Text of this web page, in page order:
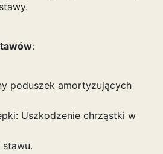
:
poduszek amortyzujących
Uszkodzenie chrząstki w